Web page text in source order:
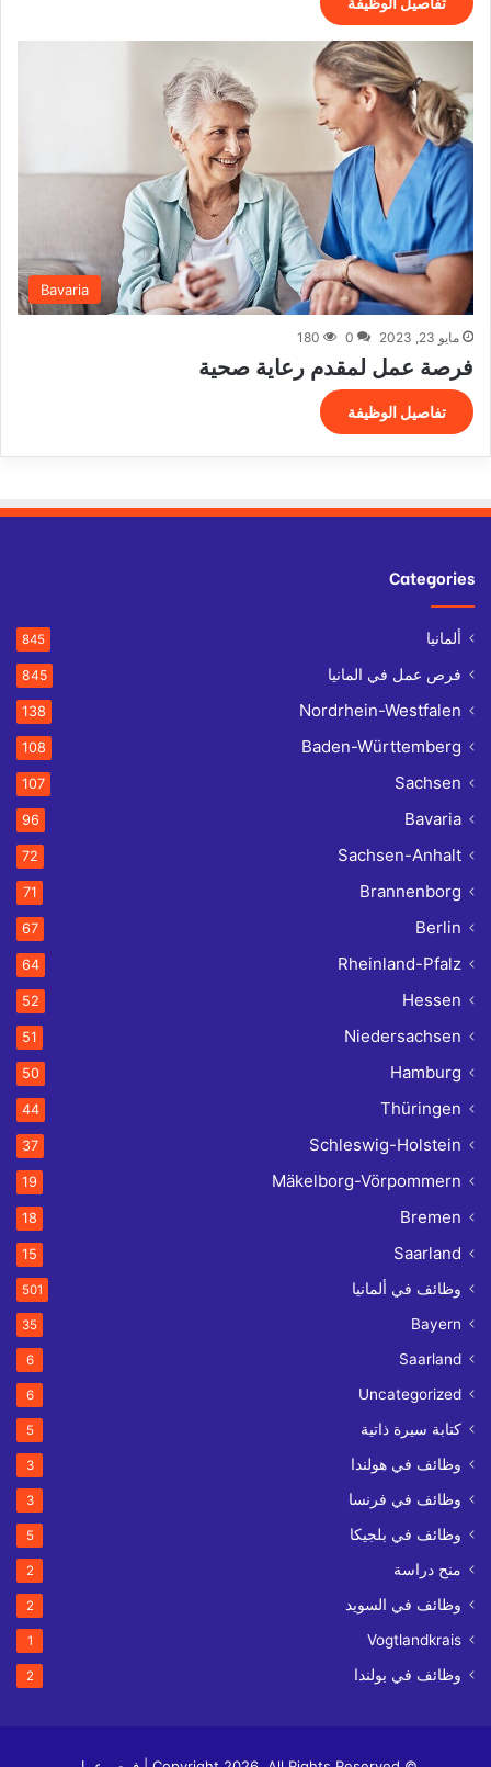
Bavaria
مايو 23, 2023 0
180
فرصة عمل لمقدم رعاية صحية
تفاصيل الوظيفة
Categories
ألمانيا 845
فرص عمل في المانيا 845
Nordrhein-Westfalen
138
Baden-Württemberg
108
Sachsen
107
Bavaria
96
Sachsen-Anhalt
72
Brannenborg
71
Berlin
67
Rheinland-Pfalz
64
Hessen
52
Niedersachsen
51
Hamburg
50
Thüringen
44
Schleswig-Holstein
37
Mäkelborg-Vörpommern
19
Bremen
18
Saarland
15
وظائف في ألمانيا 501
Bayern
35
Saarland
6
Uncategorized
6
كتابة سيرة ذاتية 5
وظائف في هولندا 3
وظائف في فرنسا 3
وظائف في بلجيكا 5
منح دراسة 2
وظائف في السويد 2
Vogtlandkrais
1
وظائف في بولندا 2